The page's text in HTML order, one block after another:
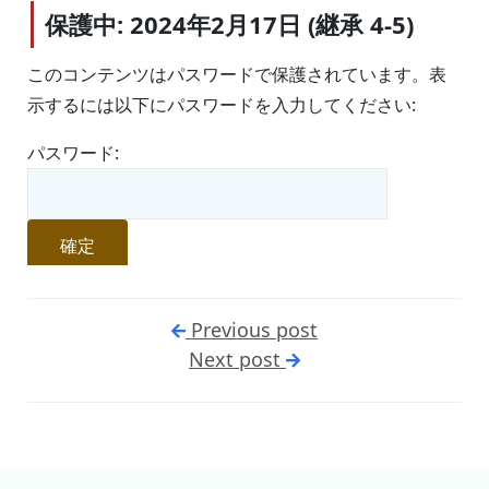
保護中: 2024年2月17日 (継承 4-5)
このコンテンツはパスワードで保護されています。表
示するには以下にパスワードを入力してください:
パスワード:
Previous post
Next post